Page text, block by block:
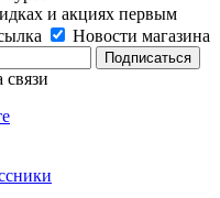
и акциях первым
Новости магазина
связи